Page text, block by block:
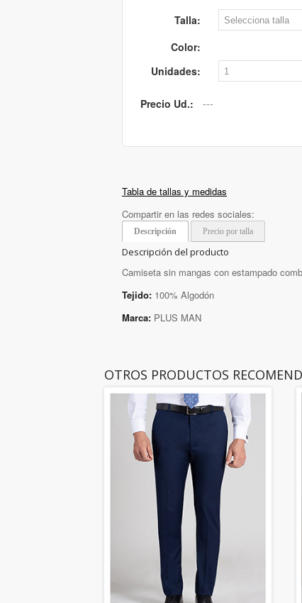
Talla:
Color:
Unidades:
Precio Ud.:
Tabla de tallas y medidas
Compartir en las redes sociales:
Descripción Precio por talla
Descripción del producto
Camiseta sin mangas con estampado
Tejido: 100% Algodón
Marca: PLUS MAN
OTROS PRODUCTOS